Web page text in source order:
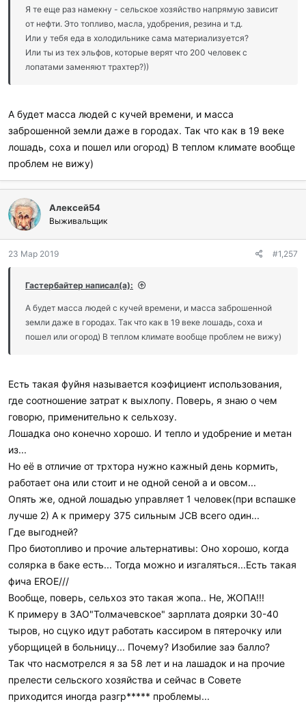
Я те еще раз намекну - сельское хозяйство напрямую зависит
от нефти. Это топливо, масла, удобрения, резина и т.д.
Или у тебя еда в холодильнике сама материализуется?
Или ты из тех эльфов, которые верят что 200 человек с
лопатами заменяют трахтер?))
А будет масса людей с кучей времени, и масса
заброшенной земли даже в городах. Так что как в 19 веке
лошадь, соха и пошел или огород) В теплом климате вообще
проблем не вижу)
Алексей54
Выживальщик
23 Мар 2019 #1,257
Гастербайтер написал(а):
А будет масса людей с кучей времени, и масса заброшенной
земли даже в городах. Так что как в 19 веке лошадь, соха и
пошел или огород) В теплом климате вообще проблем не вижу)
Есть такая фуйня называется коэфициент использования,
где соотношение затрат к выхлопу. Поверь, я знаю о чем
говорю, применительно к сельхозу.
Лошадка оно конечно хорошо. И тепло и удобрение и метан
из...
Но её в отличие от трхтора нужно кажный день кормить,
работает она или стоит и не одной сеной а и овсом...
Опять же, одной лошадью управляет 1 человек(при вспашке
лучше 2) А к примеру 375 сильным JCB всего один...
Где выгодней?
Про биотопливо и прочие альтернативы: Оно хорошо, когда
солярка в баке есть... Тогда можно и изгаляться...Есть такая
фича EROE///
Вообще, поверь, сельхоз это такая жопа.. Не, ЖОПА!!!
К примеру в ЗАО"Толмачевское" зарплата доярки 30-40
тыров, но сцуко идут работать кассиром в пятерочку или
уборщицей в больницу... Почему? Изобилие заэ балло?
Так что насмотрелся я за 58 лет и на лашадок и на прочие
прелести сельского хозяйства и сейчас в Совете
приходится иногда разгр***** проблемы...